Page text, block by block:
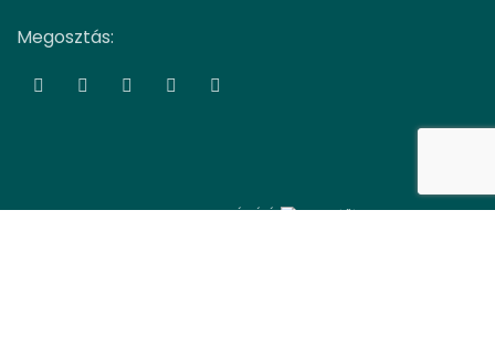
Megosztás:
COPYRIGHT TTM-BIO Kft.WEBOLDAL KÉSZÍTÉS -ből:GLOBAL-MEDIA